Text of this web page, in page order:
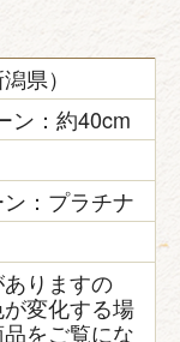
県）
ン：約40cm
：プラチナ
りますの
変化する場
をご覧にな